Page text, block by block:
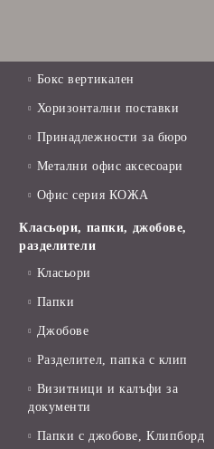
Бокс вертикален
Хоризонтални поставки
Принадлежности за бюро
Метални офис аксесоари
Офис серия КОЖА
Класьори, папки, джобове,
разделители
Класьори
Папки
Джобове
Разделител, папка с клип
Визитници и калъфи за
документи
Папки с джобове, Клипборд